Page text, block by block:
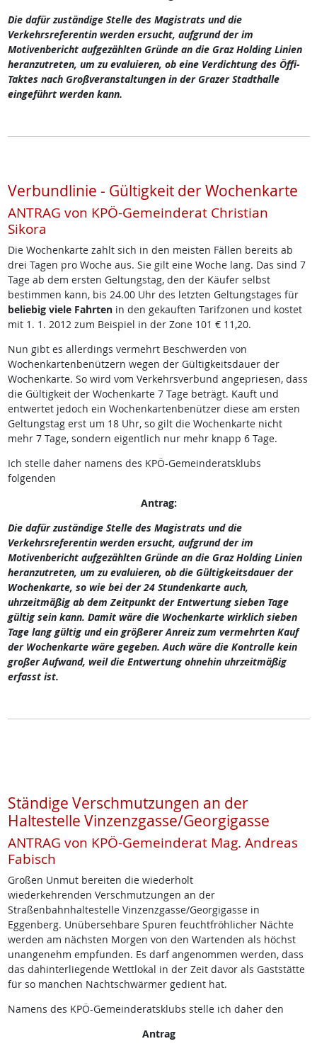
Die dafür zuständige Stelle des Magistrats und die
Verkehrsreferentin werden ersucht, aufgrund der im
Motivenbericht aufgezählten Gründe an die Graz Holding Linien
heranzutreten, um zu evaluieren, ob eine Verdichtung des Öffi-
Taktes nach Großveranstaltungen in der Grazer Stadthalle
eingeführt werden kann.
Verbundlinie - Gültigkeit der Wochenkarte
ANTRAG von KPÖ-Gemeinderat Christian
Sikora
Die Wochenkarte zahlt sich in den meisten Fällen bereits ab
drei Tagen pro Woche aus. Sie gilt eine Woche lang. Das sind 7
Tage ab dem ersten Geltungstag, den der Käufer selbst
bestimmen kann, bis 24.00 Uhr des letzten Geltungstages für
beliebig viele Fahrten in den gekauften Tarifzonen und kostet
mit 1. 1. 2012 zum Beispiel in der Zone 101 € 11,20.
Nun gibt es allerdings vermehrt Beschwerden von
Wochenkartenbenützern wegen der Gültigkeitsdauer der
Wochenkarte. So wird vom Verkehrsverbund angepriesen, dass
die Gültigkeit der Wochenkarte 7 Tage beträgt. Kauft und
entwertet jedoch ein Wochenkartenbenützer diese am ersten
Geltungstag erst um 18 Uhr, so gilt die Wochenkarte nicht
mehr 7 Tage, sondern eigentlich nur mehr knapp 6 Tage.
Ich stelle daher namens des KPÖ-Gemeinderatsklubs
folgenden
Antrag:
Die dafür zuständige Stelle des Magistrats und die
Verkehrsreferentin werden ersucht, aufgrund der im
Motivenbericht aufgezählten Gründe an die Graz Holding Linien
heranzutreten, um zu evaluieren, ob die Gültigkeitsdauer der
Wochenkarte, so wie bei der 24 Stundenkarte auch,
uhrzeitmäßig ab dem Zeitpunkt der Entwertung sieben Tage
gültig sein kann. Damit wäre die Wochenkarte wirklich sieben
Tage lang gültig und ein größerer Anreiz zum vermehrten Kauf
der Wochenkarte wäre gegeben. Auch wäre die Kontrolle kein
großer Aufwand, weil die Entwertung ohnehin uhrzeitmäßig
erfasst ist.
Ständige Verschmutzungen an der
Haltestelle Vinzenzgasse/Georgigasse
ANTRAG von KPÖ-Gemeinderat Mag. Andreas
Fabisch
Großen Unmut bereiten die wiederholt
wiederkehrenden Verschmutzungen an der
Straßenbahnhaltestelle Vinzenzgasse/Georgigasse in
Eggenberg. Unübersehbare Spuren feuchtfröhlicher Nächte
werden am nächsten Morgen von den Wartenden als höchst
unangenehm empfunden. Es darf angenommen werden, dass
das dahinterliegende Wettlokal in der Zeit davor als Gaststätte
für so manchen Nachtschwärmer gedient hat.
Namens des KPÖ-Gemeinderatsklubs stelle ich daher den
Antrag